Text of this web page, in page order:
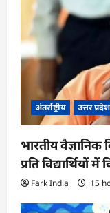
अंतर्राष्ट्रीय उत्तर प्रदेश
भारतीय वैज्ञानिक
प्रति विद्यार्थियों
Fark India 15